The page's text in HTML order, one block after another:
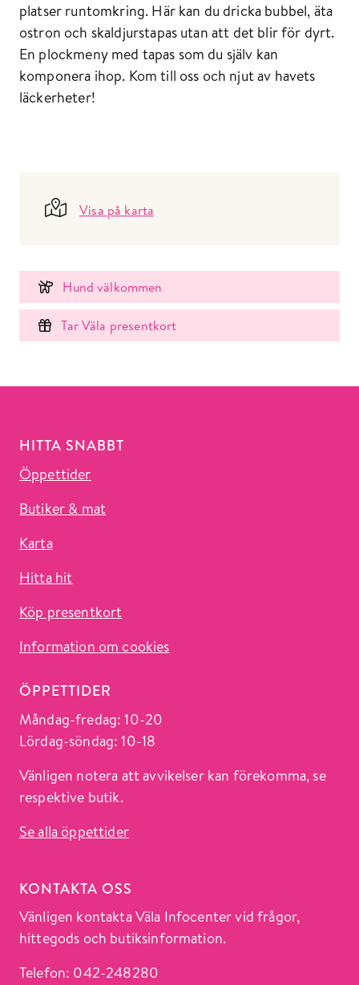
platser runtomkring. Här kan du dricka bubbel, äta
ostron och skaldjurstapas utan att det blir för dyrt.
En plockmeny med tapas som du själv kan
komponera ihop. Kom till oss och njut av havets
läckerheter!
Visa på karta
Hund välkommen
Tar Väla presentkort
HITTA SNABBT
Öppettider
Butiker & mat
Karta
Hitta hit
Köp presentkort
Information om cookies
ÖPPETTIDER
Måndag-fredag: 10-20
Lördag-söndag: 10-18
Vänligen notera att avvikelser kan förekomma, se
respektive butik.
Se alla öppettider
KONTAKTA OSS
Vänligen kontakta Väla Infocenter vid frågor,
hittegods och butiksinformation.
Telefon: 042-248280